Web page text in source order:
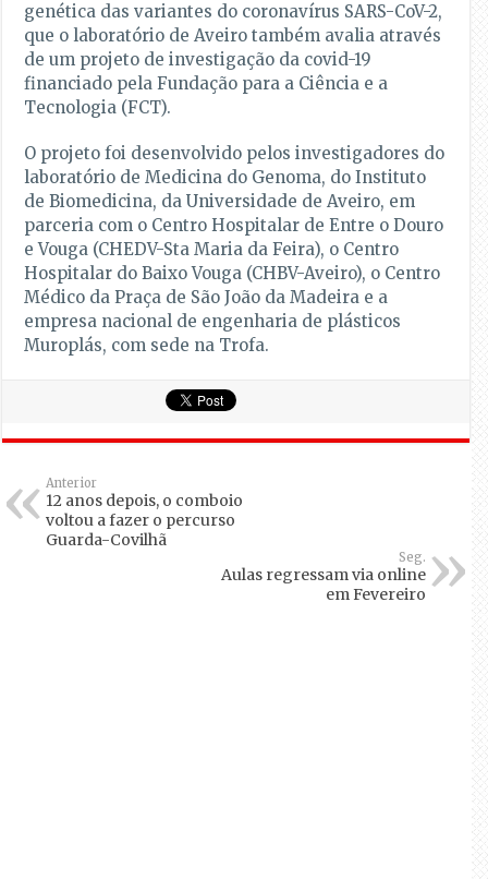
genética das variantes do coronavírus SARS-CoV-2,
que o laboratório de Aveiro também avalia através
de um projeto de investigação da covid-19
financiado pela Fundação para a Ciência e a
Tecnologia (FCT).
O projeto foi desenvolvido pelos investigadores do
laboratório de Medicina do Genoma, do Instituto
de Biomedicina, da Universidade de Aveiro, em
parceria com o Centro Hospitalar de Entre o Douro
e Vouga (CHEDV-Sta Maria da Feira), o Centro
Hospitalar do Baixo Vouga (CHBV-Aveiro), o Centro
Médico da Praça de São João da Madeira e a
empresa nacional de engenharia de plásticos
Muroplás, com sede na Trofa.
Anterior
12 anos depois, o comboio
voltou a fazer o percurso
Guarda-Covilhã
Seg.
Aulas regressam via online
em Fevereiro